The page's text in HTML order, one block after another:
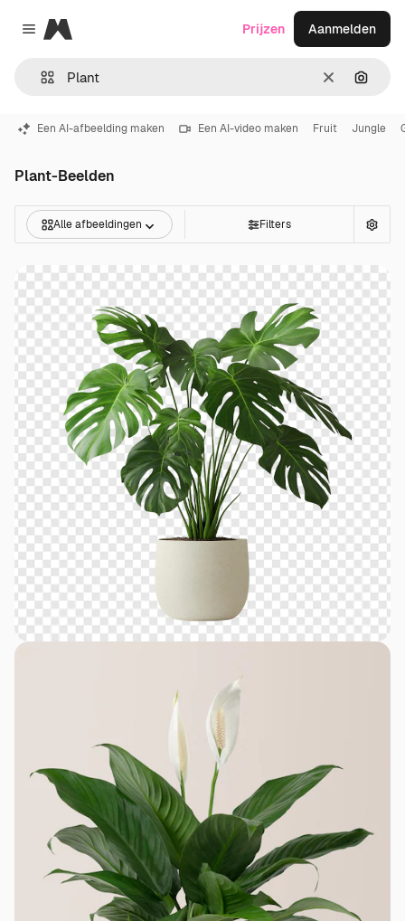
Close menu
Magnific
Wissen
Prijzen Aanmelden
Een AI-afbeelding maken Een AI-video maken Fruit Jungle
Plant-Beelden
Alle afbeeldingen Filters